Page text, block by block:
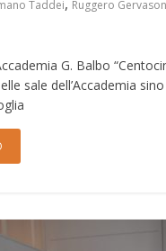
Taddei Ruggero
G. Balbo
sale dell’Accademia